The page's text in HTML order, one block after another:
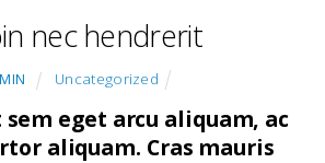
nec hendrerit
Uncategorized
sem eget arcu aliquam, ac
aliquam. Cras mauris